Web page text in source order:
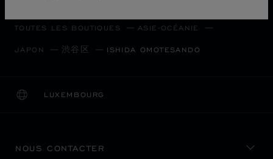
TOUTES LES BOUTIQUES ASIE-OCÉANIE
JAPON 渋谷区 ISHIDA OMOTESANDO
LUXEMBOURG
LOCALISATION (CHANGER DE PAYS)
CHANGER DE PAYS
NOUS CONTACTER